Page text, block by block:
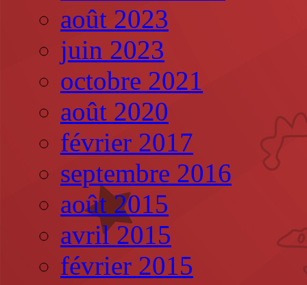
août 2023
juin 2023
octobre 2021
août 2020
février 2017
septembre 2016
août 2015
avril 2015
février 2015